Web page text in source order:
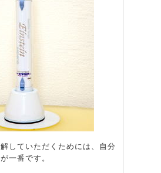
していただくためには、自分
一番です。